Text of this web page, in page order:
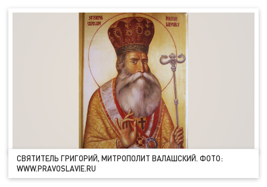
СВЯТИТЕЛЬ ГРИГОРИЙ, МИТРОПОЛИТ ВАЛАШСКИЙ. ФОТО:
WWW.PRAVOSLAVIE.RU